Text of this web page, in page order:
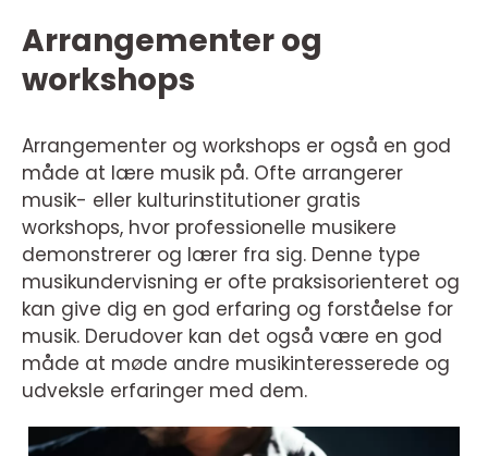
Arrangementer og
workshops
Arrangementer og workshops er også en god
måde at lære musik på. Ofte arrangerer
musik- eller kulturinstitutioner gratis
workshops, hvor professionelle musikere
demonstrerer og lærer fra sig. Denne type
musikundervisning er ofte praksisorienteret og
kan give dig en god erfaring og forståelse for
musik. Derudover kan det også være en god
måde at møde andre musikinteresserede og
udveksle erfaringer med dem.